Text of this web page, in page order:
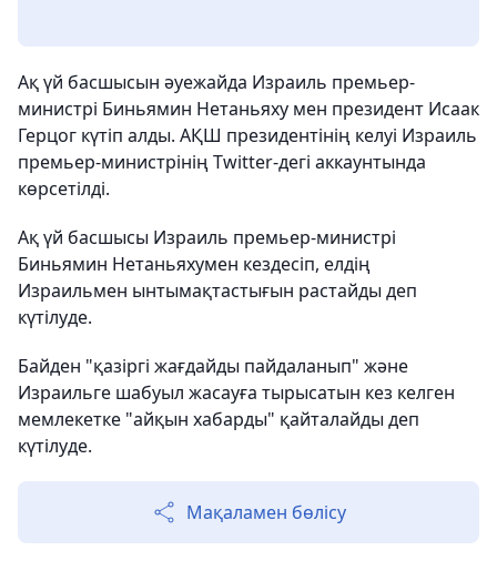
Ақ үй басшысын әуежайда Израиль премьер-
министрі Биньямин Нетаньяху мен президент Исаак
Герцог күтіп алды. АҚШ президентінің келуі Израиль
премьер-министрінің Twitter-дегі аккаунтында
көрсетілді.
Ақ үй басшысы Израиль премьер-министрі
Биньямин Нетаньяхумен кездесіп, елдің
Израильмен ынтымақтастығын растайды деп
күтілуде.
Байден "қазіргі жағдайды пайдаланып" және
Израильге шабуыл жасауға тырысатын кез келген
мемлекетке "айқын хабарды" қайталайды деп
күтілуде.
Мақаламен бөлісу